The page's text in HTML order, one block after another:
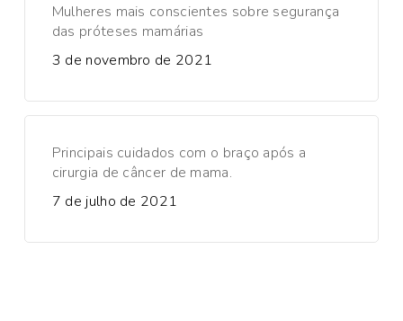
Mulheres mais conscientes sobre segurança
das próteses mamárias
3 de novembro de 2021
Principais cuidados com o braço após a
cirurgia de câncer de mama.
7 de julho de 2021